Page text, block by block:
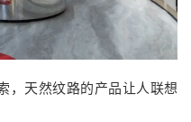
，天然纹路的产品让人联想